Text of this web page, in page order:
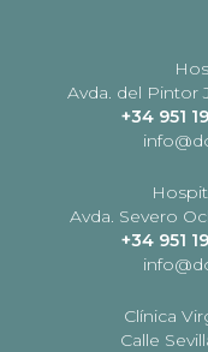
Avda. del Pintor
+34 951
Avda. Severo
+34 951
Clínica
Calle